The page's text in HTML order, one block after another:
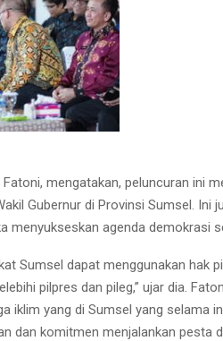
mengatakan, peluncuran ini
Gubernur di Provinsi Sumsel. Ini
menyukseskan agenda demokrasi
Sumsel dapat menggunakan hak
pilpres dan pileg,” ujar dia.
iklim yang di Sumsel yang selama
dan komitmen menjalankan pesta